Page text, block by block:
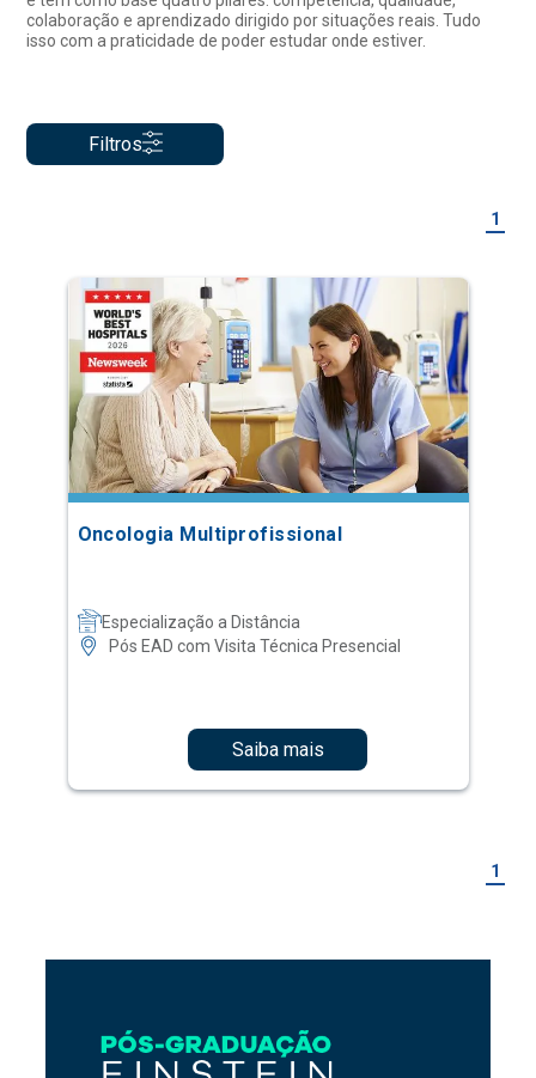
colaboração e aprendizado dirigido por situações reais. Tudo
isso com a praticidade de poder estudar onde estiver.
Filtros
1
Oncologia Multiprofissional
Especialização a Distância
Pós EAD com Visita Técnica Presencial
Saiba mais
1